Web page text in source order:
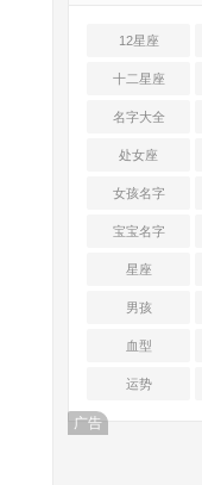
12星座
十二星座
名字大全
处女座
女孩名字
宝宝名字
星座
男孩
血型
运势
广告